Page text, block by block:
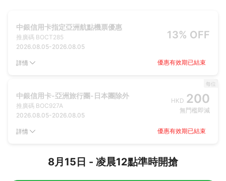
中銀信用卡指定亞洲航點機票優惠
推廣碼 BOCT285
2026.08.05-2026.08.05
13% OFF
詳情 優惠有效期已結束
中銀信用卡-亞洲旅行團-日本團除外
推廣碼 BOC927A
2026.08.05-2026.08.05
HKD 200
無門檻即減
每位
詳情 優惠有效期已結束
8月15日 - 凌晨12點準時開搶